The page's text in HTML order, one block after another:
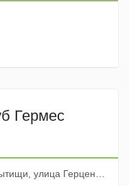
Гермес
улица Герцена, 1к1